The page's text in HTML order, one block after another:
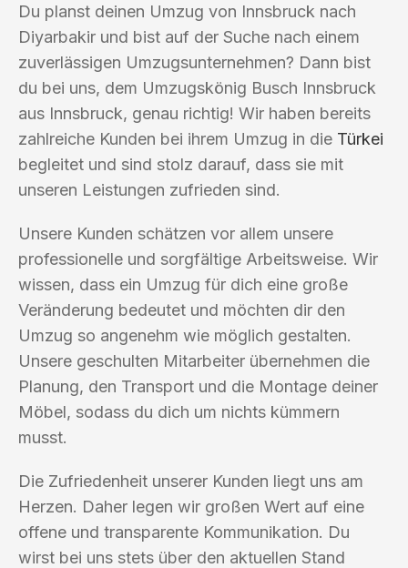
Du planst deinen Umzug von Innsbruck nach
Diyarbakir und bist auf der Suche nach einem
zuverlässigen Umzugsunternehmen? Dann bist
du bei uns, dem Umzugskönig Busch Innsbruck
aus Innsbruck, genau richtig! Wir haben bereits
zahlreiche Kunden bei ihrem Umzug in die Türkei
begleitet und sind stolz darauf, dass sie mit
unseren Leistungen zufrieden sind.
Unsere Kunden schätzen vor allem unsere
professionelle und sorgfältige Arbeitsweise. Wir
wissen, dass ein Umzug für dich eine große
Veränderung bedeutet und möchten dir den
Umzug so angenehm wie möglich gestalten.
Unsere geschulten Mitarbeiter übernehmen die
Planung, den Transport und die Montage deiner
Möbel, sodass du dich um nichts kümmern
musst.
Die Zufriedenheit unserer Kunden liegt uns am
Herzen. Daher legen wir großen Wert auf eine
offene und transparente Kommunikation. Du
wirst bei uns stets über den aktuellen Stand